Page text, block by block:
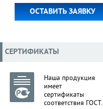
ОСТАВИТЬ ЗАЯВКУ
СЕРТИФИКАТЫ
Наша продукция
имеет
сертификаты
соответствия ГОСТ.